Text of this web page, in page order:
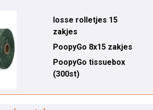
losse rolletjes 15
zakjes
PoopyGo 8x15 zakjes
PoopyGo tissuebox
(300st)